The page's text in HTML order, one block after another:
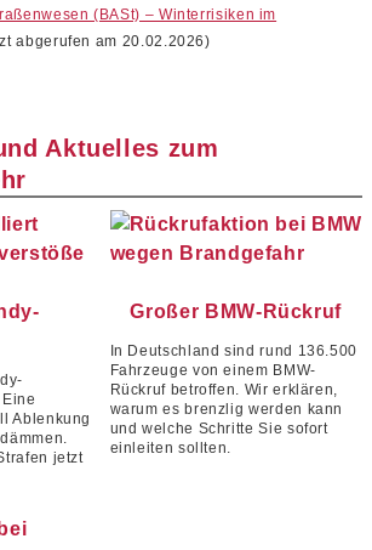
(BASt) – Winterrisiken im
abgerufen am 20.02.2026)
Aktuelles zum
Ablenkung
jetzt
Großer BMW-Rückruf
In Deutschland sind rund 136.500
Fahrzeuge von einem BMW-
Rückruf betroffen. Wir erklären,
warum es brenzlig werden kann
und welche Schritte Sie sofort
einleiten sollten.